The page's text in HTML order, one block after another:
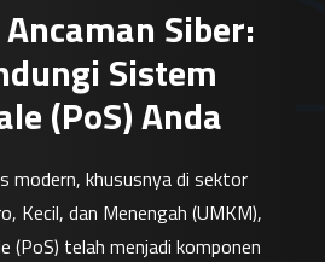
Siber:
Sistem
(PoS) Anda
modern, khususnya di sektor
Kecil, dan Menengah (UMKM),
telah menjadi komponen